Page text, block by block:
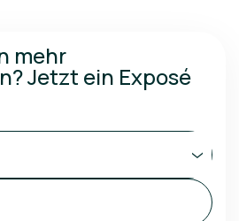
mehr
Jetzt ein Exposé